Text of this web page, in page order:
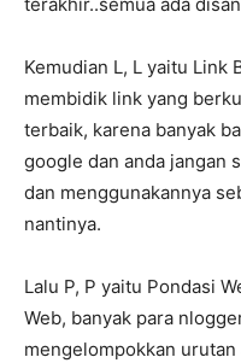
Kemudian L, L yaitu Link
membidik link yang
terbaik, karena banyak
google dan anda jangan
dan menggunakannya
nantinya.
Lalu P, P yaitu Pondasi
Web, banyak para
mengelompokkan